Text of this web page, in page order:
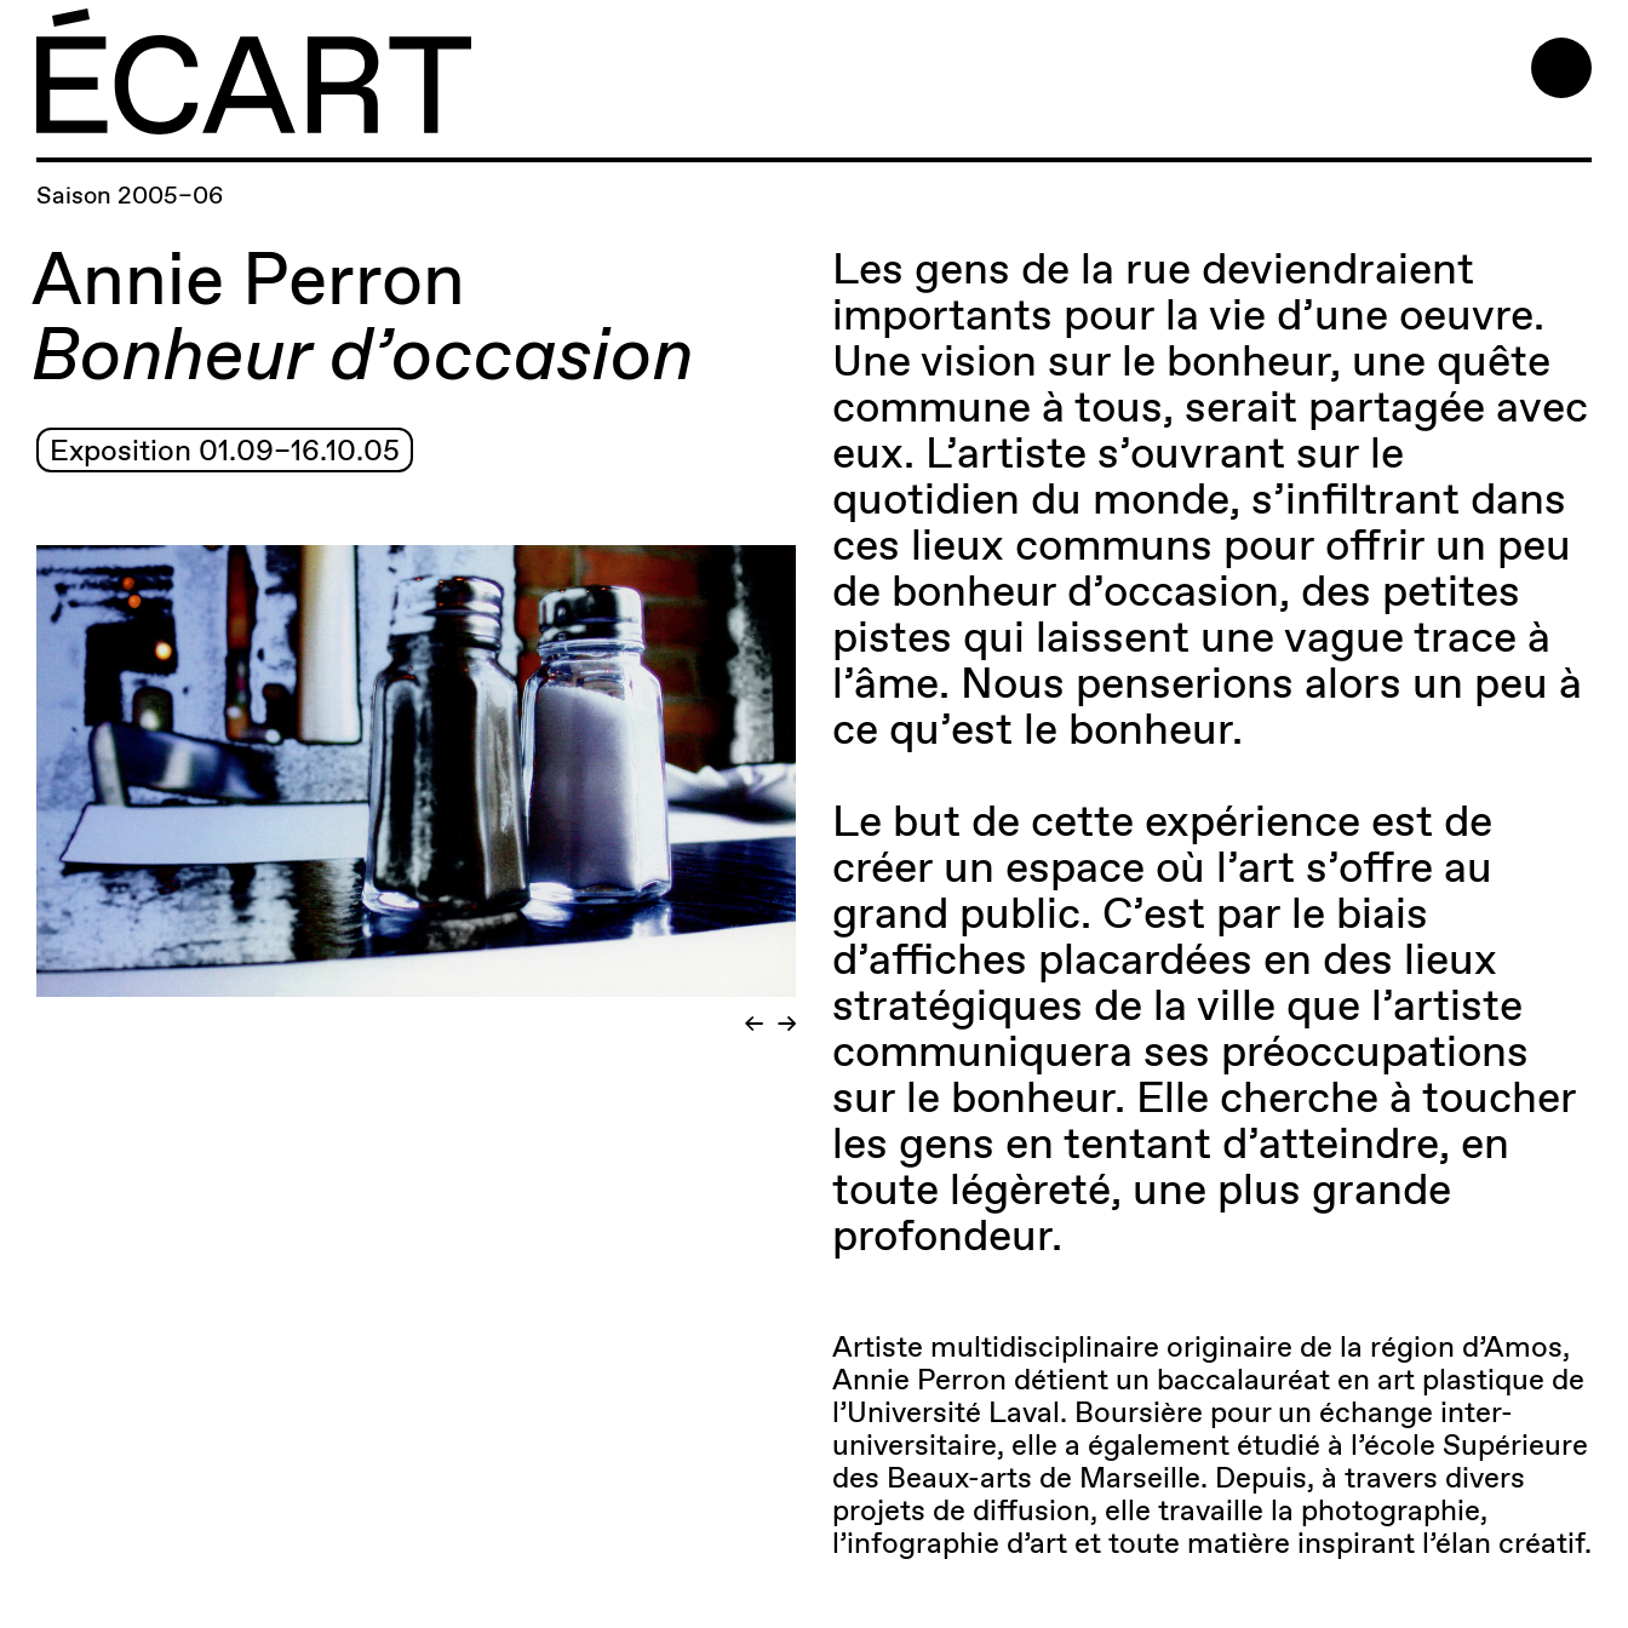
Saison 2005–06
Annie Perron
Bonheur d’occasion
Exposition 01.09–16.10.05
Les gens de la rue deviendraient
importants pour la vie d’une oeuvre.
Une vision sur le bonheur, une quête
commune à tous, serait partagée avec
eux. L’artiste s’ouvrant sur le
quotidien du monde, s’infiltrant dans
ces lieux communs pour offrir un peu
de bonheur d’occasion, des petites
pistes qui laissent une vague trace à
l’âme. Nous penserions alors un peu à
ce qu’est le bonheur.
Le but de cette expérience est de
créer un espace où l’art s’offre au
grand public. C’est par le biais
d’affiches placardées en des lieux
stratégiques de la ville que l’artiste
communiquera ses préoccupations
sur le bonheur. Elle cherche à toucher
les gens en tentant d’atteindre, en
toute légèreté, une plus grande
profondeur.
Artiste multidisciplinaire originaire de la région d’Amos,
Annie Perron détient un baccalauréat en art plastique de
l’Université Laval. Boursière pour un échange inter-
universitaire, elle a également étudié à l’école Supérieure
des Beaux-arts de Marseille. Depuis, à travers divers
projets de diffusion, elle travaille la photographie,
l’infographie d’art et toute matière inspirant l’élan créatif.